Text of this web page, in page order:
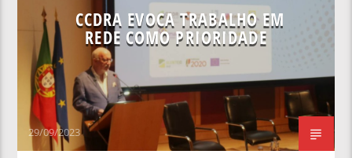
CCDRA EVOCA TRABALHO EM
REDE COMO PRIORIDADE
29/09/2023